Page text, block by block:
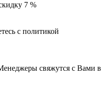
7 %
с политикой
свяжутся с Вами в